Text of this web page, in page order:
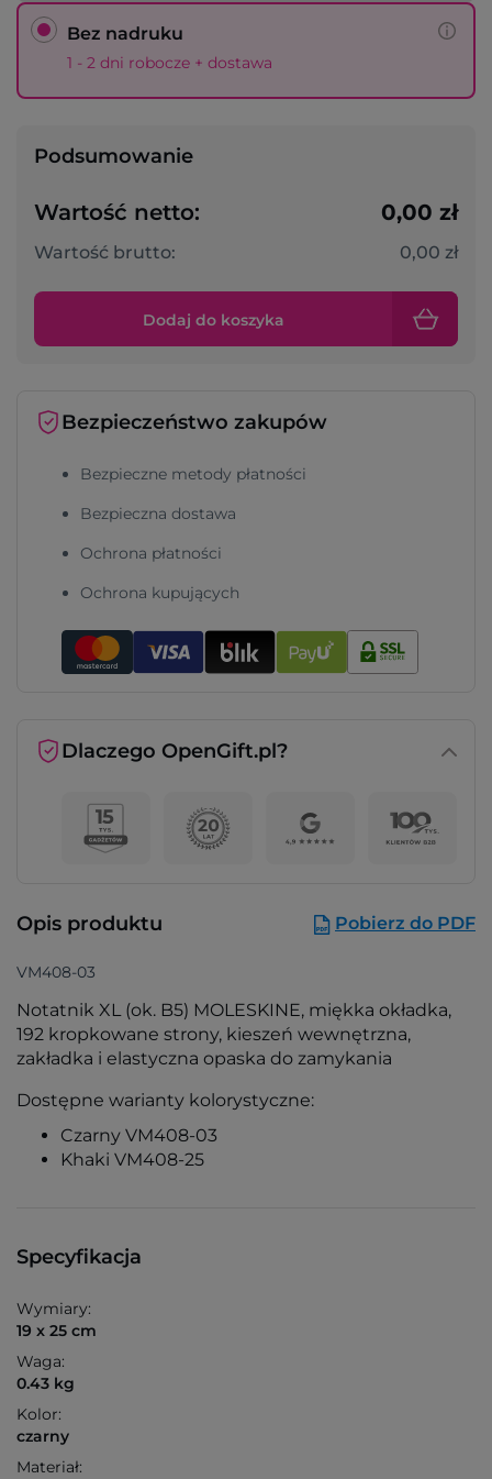
Bez nadruku
1 - 2 dni robocze + dostawa
Podsumowanie
Wartość netto: 0,00 zł
Wartość brutto: 0,00 zł
Dodaj do koszyka
Bezpieczeństwo zakupów
Bezpieczne metody płatności
Bezpieczna dostawa
Ochrona płatności
Ochrona kupujących
Dlaczego OpenGift.pl?
Opis produktu Pobierz do PDF
VM408-03
Notatnik XL (ok. B5) MOLESKINE, miękka okładka,
192 kropkowane strony, kieszeń wewnętrzna,
zakładka i elastyczna opaska do zamykania
Dostępne warianty kolorystyczne:
Czarny VM408-03
Khaki VM408-25
Specyfikacja
Wymiary:
19 x 25 cm
Waga:
0.43 kg
Kolor:
czarny
Materiał: